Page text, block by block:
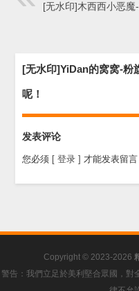
[无水印]木西西小恶魔
[无水印]YiDan的窝窝-粉
呢！
发表评论
您必须 [ 登录 ] 才能发表留言
Copyright © 2023-2026
警告：我們立足於美利堅合眾國，對